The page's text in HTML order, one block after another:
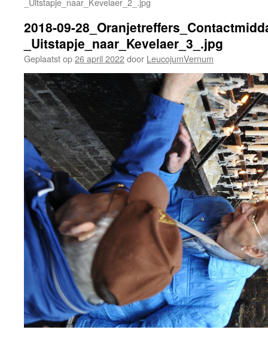
2018-09-
_Uitstapje_naar_Kevelaer_3_.jpg
Geplaatst op26 april 2022door LeucojumVernum